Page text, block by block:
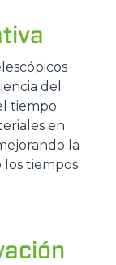
del
tiempo
en
la
los tiempos